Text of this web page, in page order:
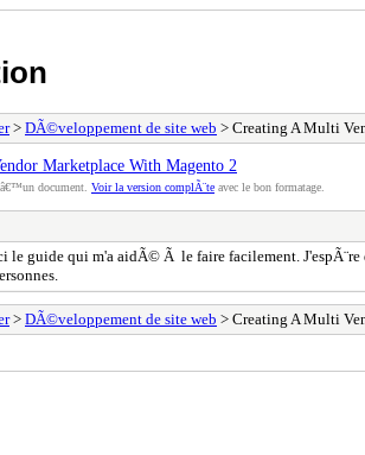
> DÃ©veloppement de site web > Creating A Multi
Marketplace With Magento 2
document. Voir la version complÃ¨te avec le bon formatage.
guide qui m'a aidÃ© Ã le faire facilement.
> DÃ©veloppement de site web > Creating A Multi